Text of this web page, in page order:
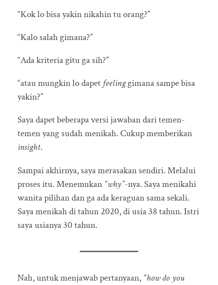
“Kok lo bisa yakin nikahin tu orang?”
“Kalo salah gimana?”
“Ada kriteria gitu ga sih?”
“atau mungkin lo dapet feelinggimana sampe bisa
yakin?”
Saya dapet beberapa versi jawaban dari temen-
temen yang sudah menikah. Cukup memberikan
insight.
Sampai akhirnya, saya merasakan sendiri. Melalui
proses itu. Menemukan “why”-nya. Saya menikahi
wanita pilihan dan ga ada keraguan sama sekali.
Saya menikah di tahun 2020, di usia 38 tahun. Istri
saya usianya 30 tahun.
Nah, untuk menjawab pertanyaan, “how do you